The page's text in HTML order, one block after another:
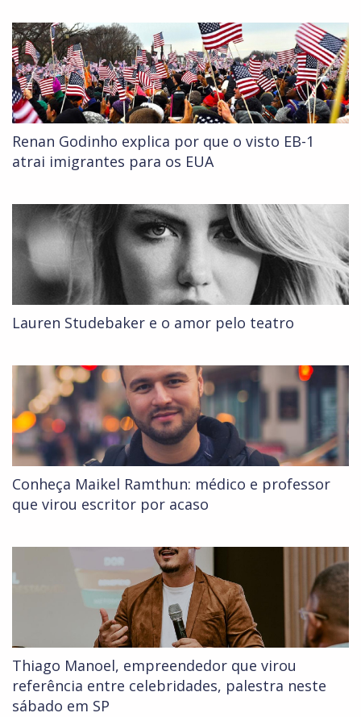
Renan Godinho explica por que o visto EB-1
atrai imigrantes para os EUA
Lauren Studebaker e o amor pelo teatro
Conheça Maikel Ramthun: médico e professor
que virou escritor por acaso
Thiago Manoel, empreendedor que virou
referência entre celebridades, palestra neste
sábado em SP